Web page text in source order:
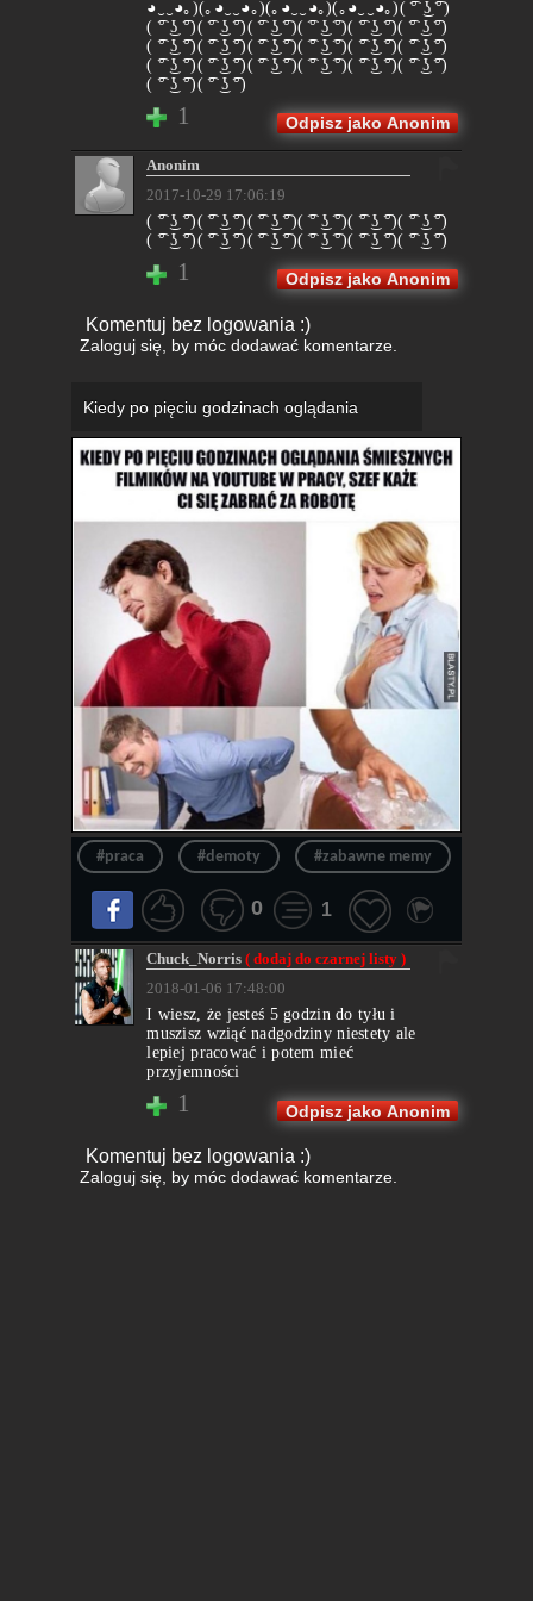
◕‿‿◕｡)(｡◕‿‿◕｡)(｡◕‿‿◕｡)(｡◕‿‿◕｡)( ͡° ͜ʖ ͡°)
( ͡° ͜ʖ ͡°)( ͡° ͜ʖ ͡°)( ͡° ͜ʖ ͡°)( ͡° ͜ʖ ͡°)( ͡° ͜ʖ ͡°)( ͡° ͜ʖ ͡°)
( ͡° ͜ʖ ͡°)( ͡° ͜ʖ ͡°)( ͡° ͜ʖ ͡°)( ͡° ͜ʖ ͡°)( ͡° ͜ʖ ͡°)( ͡° ͜ʖ ͡°)
( ͡° ͜ʖ ͡°)( ͡° ͜ʖ ͡°)( ͡° ͜ʖ ͡°)( ͡° ͜ʖ ͡°)( ͡° ͜ʖ ͡°)( ͡° ͜ʖ ͡°)
( ͡° ͜ʖ ͡°)( ͡° ͜ʖ ͡°)
1 Odpisz jako Anonim
Anonim
2017-10-29 17:06:19
( ͡° ͜ʖ ͡°)( ͡° ͜ʖ ͡°)( ͡° ͜ʖ ͡°)( ͡° ͜ʖ ͡°)( ͡° ͜ʖ ͡°)( ͡° ͜ʖ ͡°)
( ͡° ͜ʖ ͡°)( ͡° ͜ʖ ͡°)( ͡° ͜ʖ ͡°)( ͡° ͜ʖ ͡°)( ͡° ͜ʖ ͡°)( ͡° ͜ʖ ͡°)
1 Odpisz jako Anonim
Komentuj bez logowania :)
Zaloguj się, by móc dodawać komentarze.
Kiedy po pięciu godzinach oglądania
#praca #demoty #zabawne memy
0 1
Chuck_Norris( dodaj do czarnej listy )
2018-01-06 17:48:00
I wiesz, że jesteś 5 godzin do tyłu i
muszisz wziąć nadgodziny niestety ale
lepiej pracować i potem mieć
przyjemności
1 Odpisz jako Anonim
Komentuj bez logowania :)
Zaloguj się, by móc dodawać komentarze.